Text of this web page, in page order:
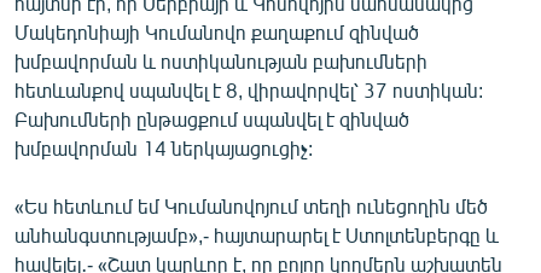
Русский
ՀԵՏԵՎԵՔ ՄԵԶ
«Ազատության» բոլոր կայքերը
Մակեդոնիայի Կումանովո քաղաքում զինված
խմբավորման և ոստիկանության բախումների
հետևանքով սպանվել է 8, վիրավորվել՝ 37 ոստիկան:
Բախումների ընթացքում սպանվել է զինված
խմբավորման 14 ներկայացուցիչ:
«Ես հետևում եմ Կումանովոյում տեղի ունեցողին մեծ
անհանգստությամբ»,- հայտարարել է Ստոլտենբերգը և
հավելել․- «Շատ կարևոր է, որ բոլոր կողմերն աշխատեն